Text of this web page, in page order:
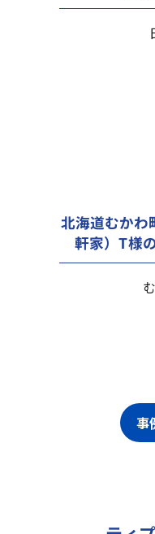
北海道むかわ
軒家）T様
事